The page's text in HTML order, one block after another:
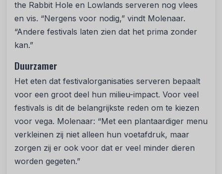
the Rabbit Hole en Lowlands serveren nog vlees
en vis. “Nergens voor nodig,” vindt Molenaar.
“Andere festivals laten zien dat het prima zonder
kan.”
Duurzamer
Het eten dat festivalorganisaties serveren bepaalt
voor een groot deel hun milieu-impact. Voor veel
festivals is dit de belangrijkste reden om te kiezen
voor vega. Molenaar: “Met een plantaardiger menu
verkleinen zij niet alleen hun voetafdruk, maar
zorgen zij er ook voor dat er veel minder dieren
worden gegeten.”